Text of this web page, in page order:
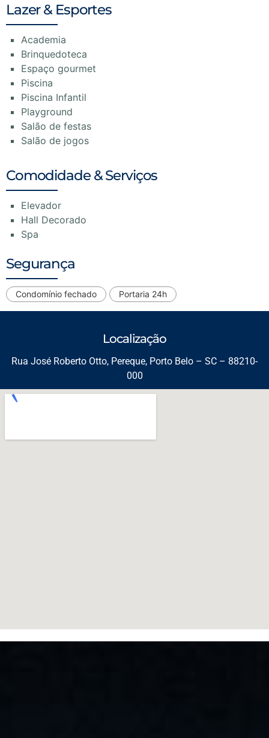
Lazer & Esportes
Academia
Brinquedoteca
Espaço gourmet
Piscina
Piscina Infantil
Playground
Salão de festas
Salão de jogos
Comodidade & Serviços
Elevador
Hall Decorado
Spa
Segurança
Condomínio fechado Portaria 24h
Localização
Rua José Roberto Otto, Pereque, Porto Belo – SC – 88210-
000